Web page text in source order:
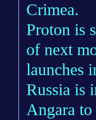
Crimea.
Proton is
of next
launches
Russia is
Angara